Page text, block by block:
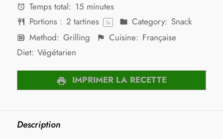
Temps total: 15 minutes
Portions : 2 tartines 1x Category: Snack
Method: Grilling Cuisine: Française
Diet: Végétarien
IMPRIMER LA RECETTE
Description